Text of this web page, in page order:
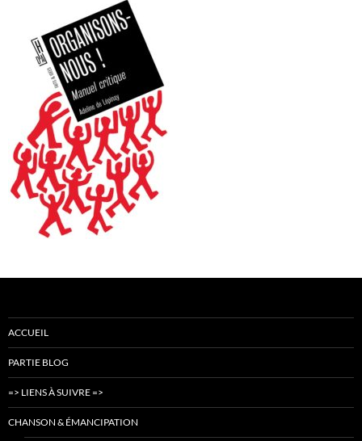
ACCUEIL
PARTIE BLOG
=> LIENS À SUIVRE =>
CHANSON & ÉMANCIPATION